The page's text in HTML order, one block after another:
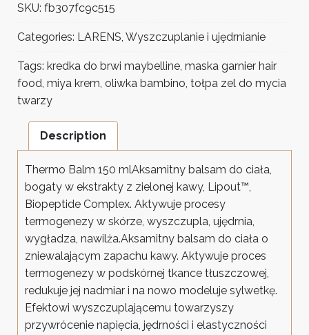
SKU: fb307fc9c515
Categories: LARENS, Wyszczuplanie i ujędrnianie
Tags: kredka do brwi maybelline, maska garnier hair
food, miya krem, oliwka bambino, tołpa zel do mycia
twarzy
Description
Thermo Balm 150 mlAksamitny balsam do ciała,
bogaty w ekstrakty z zielonej kawy, Lipout™,
Biopeptide Complex. Aktywuje procesy
termogenezy w skórze, wyszczupla, ujędrnia,
wygładza, nawilża.Aksamitny balsam do ciała o
zniewalającym zapachu kawy. Aktywuje proces
termogenezy w podskórnej tkance tłuszczowej,
redukuje jej nadmiar i na nowo modeluje sylwetkę.
Efektowi wyszczuplającemu towarzyszy
przywrócenie napięcia, jędrności i elastyczności